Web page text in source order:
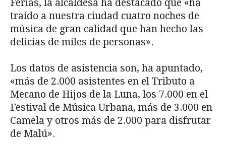
Ferias, la alcaldesa ha destacado que «ha
traído a nuestra ciudad cuatro noches de
música de gran calidad que han hecho las
delicias de miles de personas».
Los datos de asistencia son, ha apuntado,
«más de 2.000 asistentes en el Tributo a
Mecano de Hijos de la Luna, los 7.000 en el
Festival de Música Urbana, más de 3.000 en
Camela y otros más de 2.000 para disfrutar
de Malú».